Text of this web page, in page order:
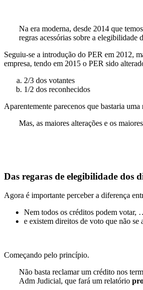
Na era moderna, desde 2014 que
regras acessórias sobre a
Seguiu-se a introdução do PER em 2012,
empresa, tendo em 2015 o PER sido
2/3 dos votantes
1/2 dos reconhecidos
Aparentemente parecenos que bastaria
Mas, as maiores alterações e os
Das regaras de elegibilidade dos
Agora é importante perceber a diferença
Nem todos os créditos podem votar,
e existem direitos de voto que não se
Começando pelo princípio.
Não basta reclamar um crédito nos
Adm Judicial, que fará um relatório